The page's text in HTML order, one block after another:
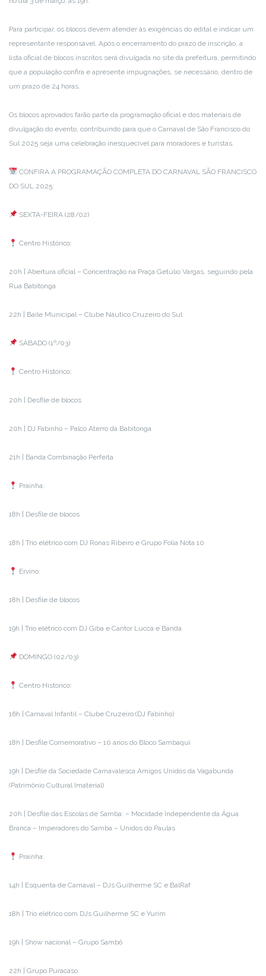
Para participar, os blocos devem atender às exigências do edital e indicar um
representante responsável. Após o encerramento do prazo de inscrição, a
lista oficial de blocos inscritos será divulgada no site da prefeitura, permitindo
que a população confira e apresente impugnações, se necessário, dentro de
um prazo de 24 horas.
Os blocos aprovados farão parte da programação oficial e dos materiais de
divulgação do evento, contribuindo para que o Carnaval de São Francisco do
Sul 2025 seja uma celebração inesquecível para moradores e turistas.
CONFIRA A PROGRAMAÇÃO COMPLETA DO CARNAVAL SÃO FRANCISCO
DO SUL 2025:
SEXTA-FEIRA (28/02)
Centro Histórico:
20h | Abertura oficial – Concentração na Praça Getúlio Vargas, seguindo pela
Rua Babitonga
22h | Baile Municipal – Clube Náutico Cruzeiro do Sul
SÁBADO (1º/03)
Centro Histórico:
20h | Desfile de blocos
20h | DJ Fabinho – Palco Aterro da Babitonga
21h | Banda Combinação Perfeita
Prainha:
18h | Desfile de blocos
18h | Trio elétrico com DJ Ronas Ribeiro e Grupo Folia Nota 10
Ervino:
18h | Desfile de blocos
19h | Trio elétrico com DJ Giba e Cantor Lucca e Banda
DOMINGO (02/03)
Centro Histórico:
16h | Carnaval Infantil – Clube Cruzeiro (DJ Fabinho)
18h | Desfile Comemorativo – 10 anos do Bloco Sambaqui
19h | Desfile da Sociedade Carnavalesca Amigos Unidos da Vagabunda
(Patrimônio Cultural Imaterial)
20h | Desfile das Escolas de Samba: – Mocidade Independente da Água
Branca – Imperadores do Samba – Unidos do Paulas
Prainha:
14h | Esquenta de Carnaval – DJs Guilherme SC e BalRaf
18h | Trio elétrico com DJs Guilherme SC e Yurim
19h | Show nacional – Grupo Sambô
22h | Grupo Puracaso